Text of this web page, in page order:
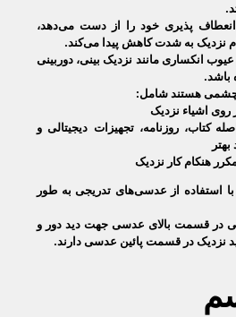
پذیری خود را از دست می‌دهد،
نزدیک به شدت کاهش پیدا می‌کند.
انکساری مانند نزدیک بینی، دوربینی
باشد.
هستند شامل:
دیجیتالی و
استفاده از عدسی‌های تدریجی به طور
در قسمت بالای عدسی جهت دید دور و
نزدیک در قسمت پائین عدسی دارند.